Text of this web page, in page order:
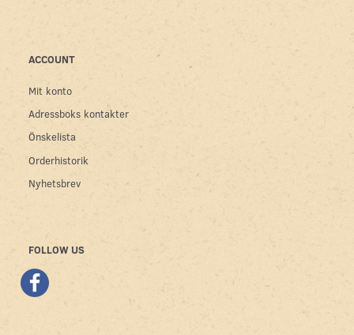
ACCOUNT
Mit konto
Adressboks kontakter
Önskelista
Orderhistorik
Nyhetsbrev
FOLLOW US